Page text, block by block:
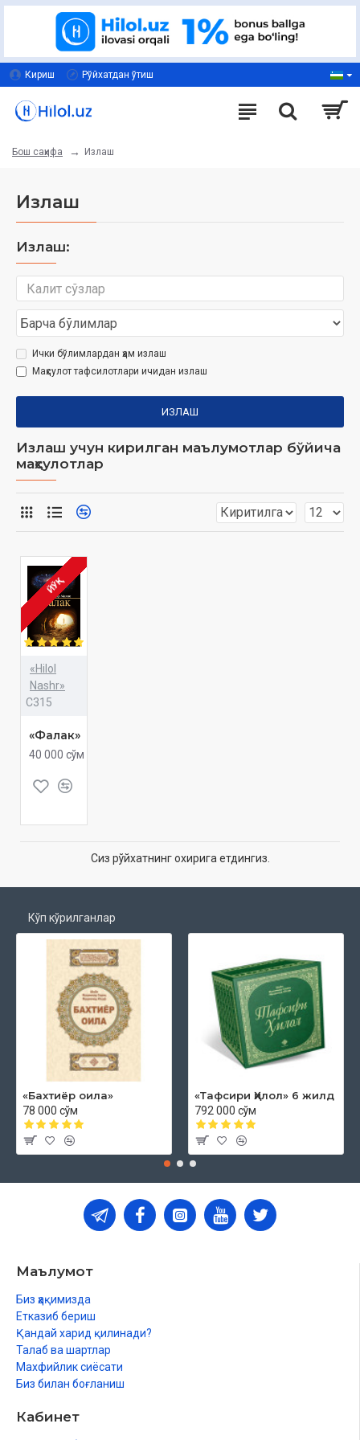
Кириш Рўйхатдан ўтиш
Бош саҳифа Излаш
Излаш
Излаш:
Ички бўлимлардан ҳам излаш
Маҳсулот тафсилотлари ичидан излаш
ИЗЛАШ
Излаш учун кирилган маълумотлар бўйича
маҳсулотлар
ЙЎҚ
«Hilol
Nashr»
C315
«Фалак»
40 000 сўм
Сиз рўйхатнинг охирига етдингиз.
Кўп кўрилганлар
«Бахтиёр оила»
78 000 сўм
«Тафсири Ҳилол» 6 жилд
792 000 сўм
Маълумот
Биз ҳақимизда
Етказиб бериш
Қандай харид қилинади?
Талаб ва шартлар
Махфийлик сиёсати
Биз билан боғланиш
Кабинет